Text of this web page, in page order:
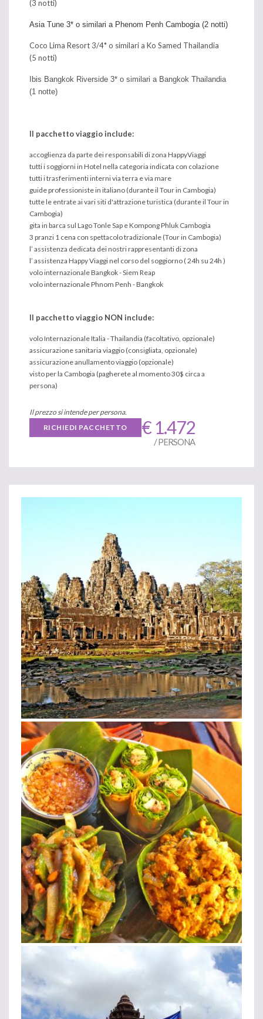
(3 notti)
Asia Tune 3* o similari a Phenom Penh Cambogia (2 notti)
Coco Lima Resort 3/4* o similari a Ko Samed Thailandia
(5 notti)
Ibis Bangkok Riverside 3* o similari a Bangkok Thailandia
(1 notte)
Il pacchetto viaggio include:
accoglienza da parte dei responsabili di zona HappyViaggi
tutti i soggiorni in Hotel nella categoria indicata con colazione
tutti i trasferimenti interni via terra e via mare
guide professioniste in italiano (durante il Tour in Cambogia)
tutte le entrate ai vari siti d'attrazione turistica (durante il Tour in
Cambogia)
gita in barca sul Lago Tonle Sap e Kompong Phluk Cambogia
3 pranzi 1 cena con spettacolo tradizionale (Tour in Cambogia)
l’ assistenza dedicata dei nostri rappresentanti di zona
l’ assistenza Happy Viaggi nel corso del soggiorno ( 24h su 24h )
volo internazionale Bangkok - Siem Reap
volo internazionale Phnom Penh - Bangkok
Il pacchetto viaggio NON include:
volo Internazionale Italia - Thailandia (facoltativo, opzionale)
assicurazione sanitaria viaggio (consigliata, opzionale)
assicurazione anullamento viaggio (opzionale)
visto per la Cambogia (pagherete al momento 30$ circa a
persona)
Il prezzo si intende per persona.
RICHIEDI PACCHETTO
€ 1.472
/ PERSONA